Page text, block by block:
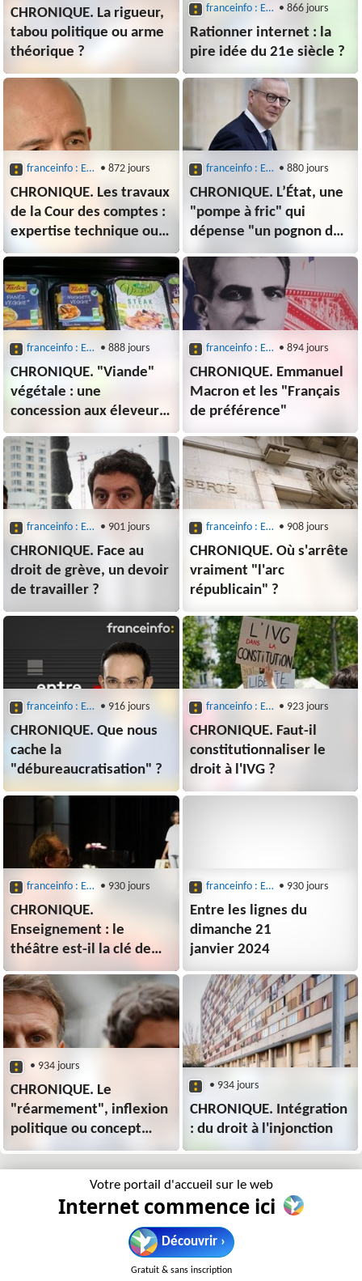
CHRONIQUE. La rigueur,
tabou politique ou arme
théorique ?
franceinfo : Entre les lignes • 866 jours
Rationner internet : la
pire idée du 21e siècle ?
franceinfo : Entre les lignes • 872 jours
CHRONIQUE. Les travaux
de la Cour des comptes :
expertise technique ou
préférence idéologique ?
franceinfo : Entre les lignes • 880 jours
CHRONIQUE. L’État, une
"pompe à fric" qui
dépense "un pognon de
dingue" ?
franceinfo : Entre les lignes • 888 jours
CHRONIQUE. "Viande"
végétale : une
concession aux éleveurs,
contre
l'environnement ?
franceinfo : Entre les lignes • 894 jours
CHRONIQUE. Emmanuel
Macron et les "Français
de préférence"
franceinfo : Entre les lignes • 901 jours
CHRONIQUE. Face au
droit de grève, un devoir
de travailler ?
franceinfo : Entre les lignes • 908 jours
CHRONIQUE. Où s'arrête
vraiment "l'arc
républicain" ?
franceinfo : Entre les lignes • 916 jours
CHRONIQUE. Que nous
cache la
"débureaucratisation" ?
franceinfo : Entre les lignes • 923 jours
CHRONIQUE. Faut-il
constitutionnaliser le
droit à l'IVG ?
franceinfo : Entre les lignes • 930 jours
CHRONIQUE.
Enseignement : le
théâtre est-il la clé de
l'oralité ?
franceinfo : Entre les lignes • 930 jours
Entre les lignes du
dimanche 21
janvier 2024
• 934 jours
CHRONIQUE. Le
"réarmement", inflexion
politique ou concept
marketing ?
• 934 jours
CHRONIQUE. Intégration
: du droit à l'injonction
Votre portail d'accueil sur le web
Internet commence ici
Découvrir ›
Gratuit & sans inscription